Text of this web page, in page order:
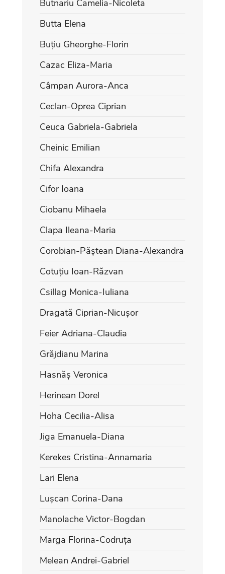
Butnariu Camelia-Nicoleta
Butta Elena
Buțiu Gheorghe-Florin
Cazac Eliza-Maria
Câmpan Aurora-Anca
Ceclan-Oprea Ciprian
Ceuca Gabriela-Gabriela
Cheinic Emilian
Chifa Alexandra
Cifor Ioana
Ciobanu Mihaela
Clapa Ileana-Maria
Corobian-Păștean Diana-Alexandra
Cotuțiu Ioan-Răzvan
Csillag Monica-Iuliana
Dragată Ciprian-Nicușor
Feier Adriana-Claudia
Grăjdianu Marina
Hasnăș Veronica
Herinean Dorel
Hoha Cecilia-Alisa
Jiga Emanuela-Diana
Kerekes Cristina-Annamaria
Lari Elena
Lușcan Corina-Dana
Manolache Victor-Bogdan
Marga Florina-Codruța
Melean Andrei-Gabriel